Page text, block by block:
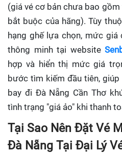
(giá vé cơ bản chưa bao
bắt buộc của hãng). Tùy
hạng ghế lựa chọn, mức
thông minh tại website
hợp và hiển thị mức giá
bước tìm kiếm đầu tiên,
bay đi Đà Nẵng Cần Thơ
tình trạng "giá ảo" khi thanh
Tại Sao Nên Đặt Vé
Đà Nẵng Tại Đại Lý